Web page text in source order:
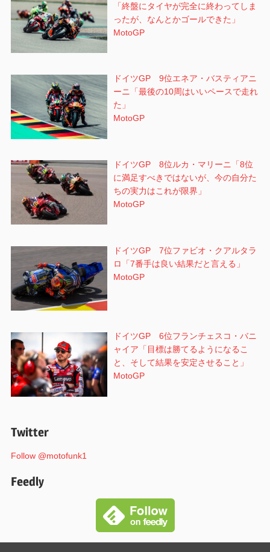
「終盤にタイヤが完全に終わってしま
ったが、なんとかゴールできた」
MotoGP
ドイツGP 9位エネア・バスティアニ
ーニ「最後の10周はいいペースで走れ
た」
MotoGP
ドイツGP 8位ルカ・マリーニ「8位
に満足すべきではないが、今の自分た
ちの実力はこれが限界」
MotoGP
ドイツGP 7位ファビオ・クアルタラ
ロ「7番手は良い結果だと言える」
MotoGP
ドイツGP 6位フランチェスコ・バニ
ャイア「目標は勝てるようになるこ
と、そして結果を安定させること」
MotoGP
Twitter
Follow @motofunk1
Feedly